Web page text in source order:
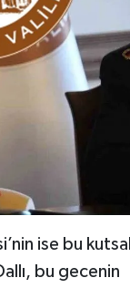
ise bu kutsal
bu gecenin